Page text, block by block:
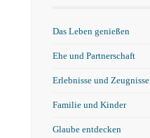
Das Leben genießen
Ehe und Partnerschaft
Erlebnisse und Zeugnisse
Familie und Kinder
Glaube entdecken